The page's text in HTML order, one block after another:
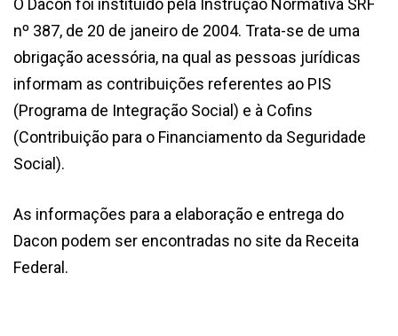
O Dacon foi instituído pela Instrução Normativa SRF
nº 387, de 20 de janeiro de 2004. Trata-se de uma
obrigação acessória, na qual as pessoas jurídicas
informam as contribuições referentes ao PIS
(Programa de Integração Social) e à Cofins
(Contribuição para o Financiamento da Seguridade
Social).
As informações para a elaboração e entrega do
Dacon podem ser encontradas no site da Receita
Federal.